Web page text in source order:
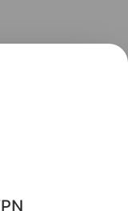
следить и в
PN